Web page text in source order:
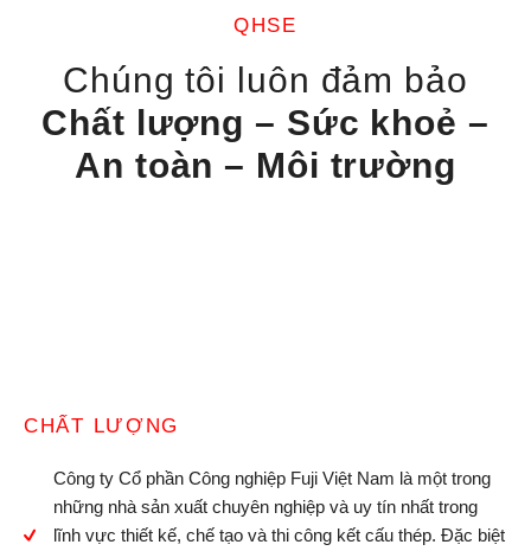
QHSE
Chúng tôi luôn đảm bảo
Chất lượng – Sức khoẻ –
An toàn – Môi trường
CHẤT LƯỢNG
Công ty Cổ phần Công nghiệp Fuji Việt Nam là một trong
những nhà sản xuất chuyên nghiệp và uy tín nhất trong
lĩnh vực thiết kế, chế tạo và thi công kết cấu thép. Đặc biệt